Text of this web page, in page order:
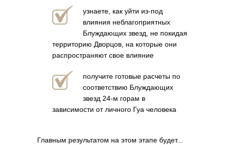
узнаете, как уйти из-под
влияния неблагоприятных
Блуждающих звезд, не покидая
территорию Дворцов, на которые они
распространяют свое влияние
получите готовые расчеты по
соответствию Блуждающих
звезд 24-м горам в
зависимости от личного Гуа человека
Главным результатом на этом этапе будет...